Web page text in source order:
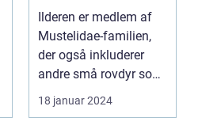
dyreejere og
dyreelskere på
grund af sin
unikke
personlighed og
charme
Ilderen er medlem af
Mustelidae-familien,
der også inkluderer
andre små rovdyr som
mår, odder og græ...
18 januar 2024